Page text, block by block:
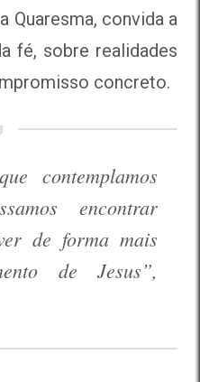
Quaresma, convida a
fé, sobre realidades
concreto.
contemplamos
encontrar
de forma mais
de Jesus”,